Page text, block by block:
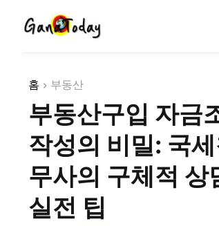
홈 부동산
부동산구입 자금
작성의 비밀: 국
무사의 구체적 상
실전 팁